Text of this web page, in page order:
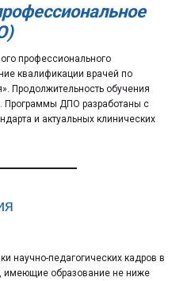
профессионального
квалификации врачей по
Продолжительность обучения
Программы ДПО разработаны с
и актуальных клинических
научно-педагогических кадров в
имеющие образование не ниже